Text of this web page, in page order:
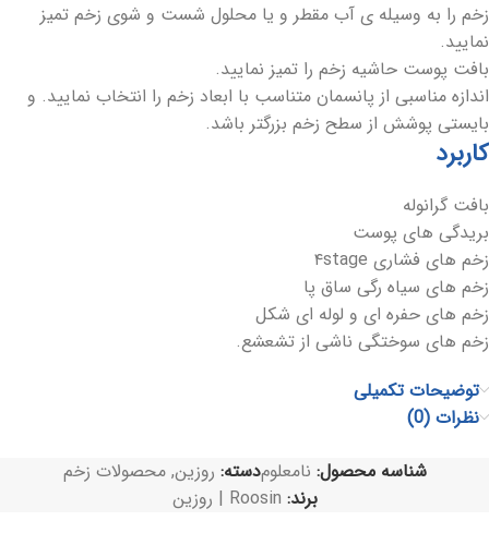
زخم را به وسیله ی آب مقطر و یا محلول شست و شوی زخم تمیز
نمایید.
بافت پوست حاشیه زخم را تمیز نمایید.
اندازه مناسبی از پانسمان متناسب با ابعاد زخم را انتخاب نمایید. و
بایستی پوشش از سطح زخم بزرگتر باشد.
کاربرد
بافت گرانوله
بریدگی های پوست
زخم های فشاری ۴stage
زخم های سیاه رگی ساق پا
زخم های حفره ای و لوله ای شکل
زخم های سوختگی ناشی از تشعشع.
توضیحات تکمیلی
نظرات (0)
شناسه محصول: نامعلومدسته: روزین, محصولات زخم
برند: Roosin | روزین